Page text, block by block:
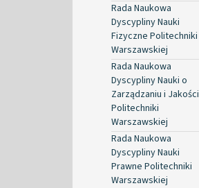
Rada Naukowa
Dyscypliny Nauki
Fizyczne Politechniki
Warszawskiej
Rada Naukowa
Dyscypliny Nauki o
Zarządzaniu i Jakości
Politechniki
Warszawskiej
Rada Naukowa
Dyscypliny Nauki
Prawne Politechniki
Warszawskiej